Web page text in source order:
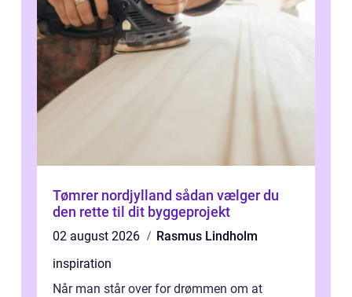
Tømrer nordjylland sådan vælger du
den rette til dit byggeprojekt
02 august 2026
Rasmus Lindholm
inspiration
Når man står over for drømmen om at